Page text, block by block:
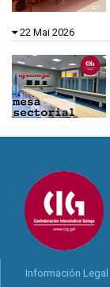
22 Mai 2026
Información Legal